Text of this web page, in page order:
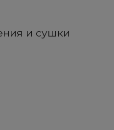
и сушки